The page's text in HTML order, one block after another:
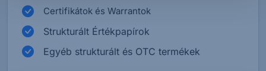
Certifikátok és Warrantok
Strukturált Értékpapírok
Egyéb strukturált és OTC termékek